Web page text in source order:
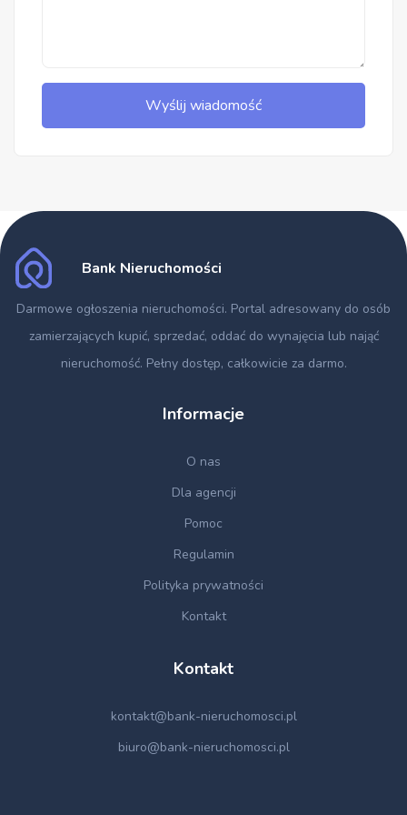
Wyślij wiadomość
Bank Nieruchomości
Darmowe ogłoszenia nieruchomości. Portal adresowany do osób
zamierzających kupić, sprzedać, oddać do wynajęcia lub nająć
nieruchomość. Pełny dostęp, całkowicie za darmo.
Informacje
O nas
Dla agencji
Pomoc
Regulamin
Polityka prywatności
Kontakt
Kontakt
kontakt@bank-nieruchomosci.pl
biuro@bank-nieruchomosci.pl